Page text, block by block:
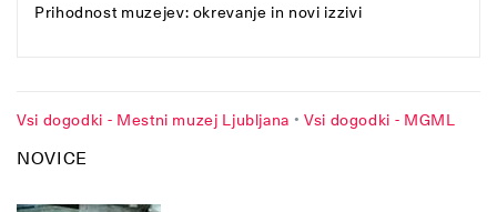
NOVICE
Prihodnost muzejev: okrevanje in novi izzivi
Vsi dogodki - Mestni muzej Ljubljana • Vsi dogodki - MGML